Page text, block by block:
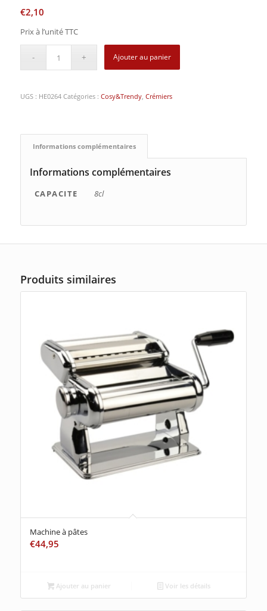
€2,10
Prix à l’unité TTC
Ajouter au panier
UGS : HE0264 Catégories : Cosy&Trendy, Crémiers
Informations complémentaires
Informations complémentaires
CAPACITE 8cl
Produits similaires
Machine à pâtes
€44,95
Ajouter au panier Voir les détails